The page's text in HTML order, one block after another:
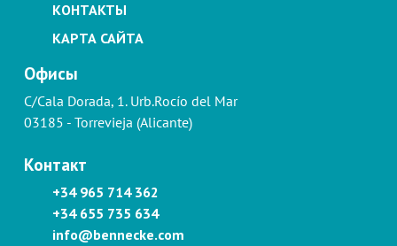
КОНТАКТЫ
КАРТА САЙТА
Офисы
C/Cala Dorada, 1. Urb.Rocío del Mar
03185 - Torrevieja (Alicante)
Контакт
+34 965 714 362
+34 655 735 634
info@bennecke.com